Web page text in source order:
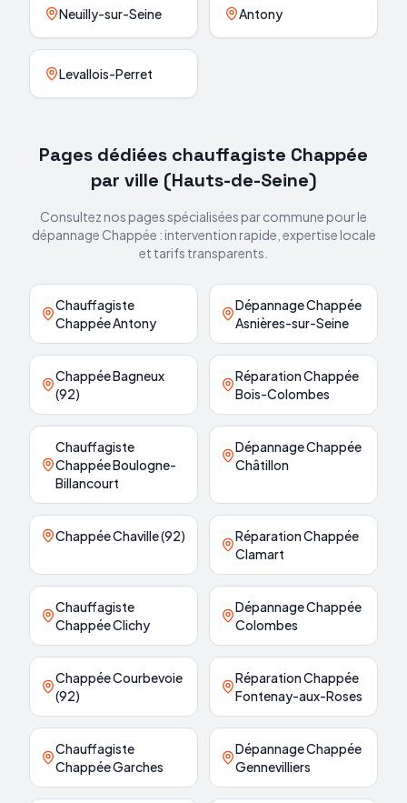
Neuilly-sur-Seine Antony
Levallois-Perret
Pages dédiées chauffagiste Chappée
par ville (Hauts-de-Seine)
Consultez nos pages spécialisées par commune pour le
dépannage Chappée : intervention rapide, expertise locale
et tarifs transparents.
Chauffagiste
Chappée Antony
Dépannage Chappée
Asnières-sur-Seine
Chappée Bagneux
(92)
Réparation Chappée
Bois-Colombes
Chauffagiste
Chappée Boulogne-
Billancourt
Dépannage Chappée
Châtillon
Chappée Chaville (92)
Réparation Chappée
Clamart
Chauffagiste
Chappée Clichy
Dépannage Chappée
Colombes
Chappée Courbevoie
(92)
Réparation Chappée
Fontenay-aux-Roses
Chauffagiste
Chappée Garches
Dépannage Chappée
Gennevilliers